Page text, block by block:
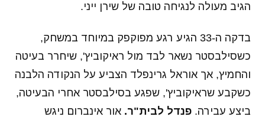
הגיב מעולה לנגיחה טובה של שירן ייני.
בדקה ה-33 הגיע רגע מפוקפק במיוחד במשחק,
כשסילבסטר נשאר לבד מול ראיקוביץ', שיחרר בעיטה
והחמיץ, אך אוראל גרינפלד הצביע על הנקודה הלבנה
כשקבע שראיקוביץ', שפגע בסילבסטר אחרי הבעיטה,
ביצע עבירה. פנדל לבית"ר. אור אינברום ניגש